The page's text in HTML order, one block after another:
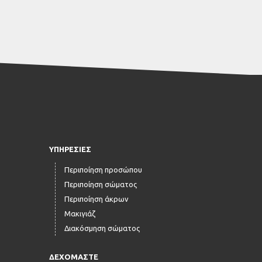
ΥΠΗΡΕΣΊΕΣ
Περιποίηση προσώπου
Περιποίηση σώματος
Περιποίηση άκρων
Μακιγιάζ
Διακόσμηση σώματος
ΔΕΧΟΜΑΣΤΕ